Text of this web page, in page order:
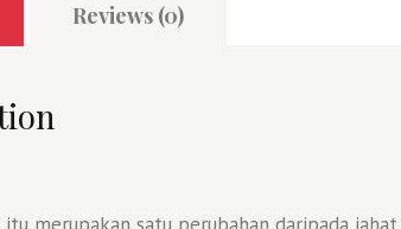
Reviews (0)